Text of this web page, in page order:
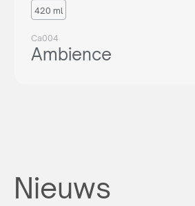
420 ml
Ca004
Ambience
Nieuws